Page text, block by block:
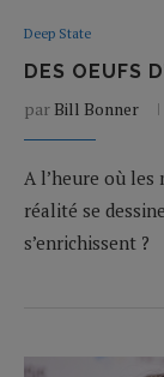
Deep State
DES OEUFS
par Bill Bonner
A l’heure où les
réalité se
s’enrichissent ?